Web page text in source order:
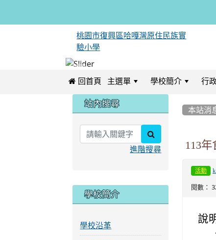
桃園市復興區哈嘎灣原住民族實
驗小學
 回首頁 主選單 學校簡介 行
本站消
113
活動
閱數：
說
站內搜尋
進階搜尋
學校簡介
學校沿革